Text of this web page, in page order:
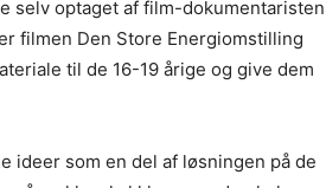
selv optaget af film-dokumentaristen
filmen Den Store Energiomstilling
til de 16-19 årige og give dem
ideer som en del af løsningen på de